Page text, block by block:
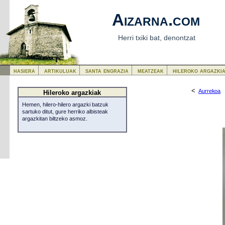
Aizarna.com
Herri txiki bat, denontzat
<Aurrekoa
Hileroko argazkiak
Hemen, hilero-hilero argazki batzuk
sartuko ditut, gure herriko albisteak
argazkitan biltzeko asmoz.
hasiera artikuluak santa engrazia meatzeak hileroko